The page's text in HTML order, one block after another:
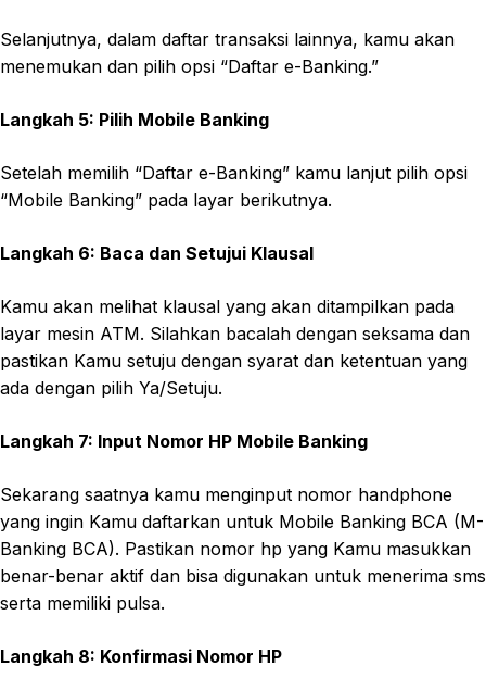
Selanjutnya, dalam daftar transaksi lainnya, kamu akan
menemukan dan pilih opsi “Daftar e-Banking.”
Langkah 5: Pilih Mobile Banking
Setelah memilih “Daftar e-Banking” kamu lanjut pilih opsi
“Mobile Banking” pada layar berikutnya.
Langkah 6: Baca dan Setujui Klausal
Kamu akan melihat klausal yang akan ditampilkan pada
layar mesin ATM. Silahkan bacalah dengan seksama dan
pastikan Kamu setuju dengan syarat dan ketentuan yang
ada dengan pilih Ya/Setuju.
Langkah 7: Input Nomor HP Mobile Banking
Sekarang saatnya kamu menginput nomor handphone
yang ingin Kamu daftarkan untuk Mobile Banking BCA (M-
Banking BCA). Pastikan nomor hp yang Kamu masukkan
benar-benar aktif dan bisa digunakan untuk menerima sms
serta memiliki pulsa.
Langkah 8: Konfirmasi Nomor HP